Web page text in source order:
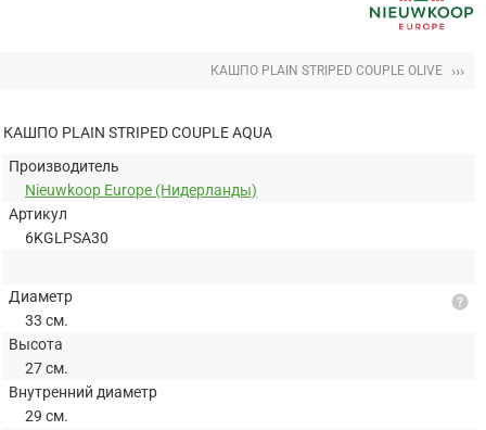
КАШПО PLAIN STRIPED COUPLE OLIVE ›››
КАШПО PLAIN STRIPED COUPLE AQUA
Производитель
Nieuwkoop Europe (Нидерланды)
Артикул
6KGLPSA30
Диаметр
33 см.
Высота
27 см.
Внутренний диаметр
29 см.
help